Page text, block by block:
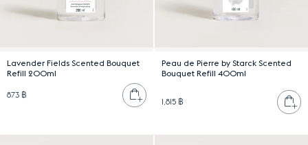
Lavender Fields Scented Bouquet
Refill 200ml
873 ฿ เพิ่มลงตะกร้า
Peau de Pierre by Starck Scented
Bouquet Refill 400ml
1,815 ฿ เ